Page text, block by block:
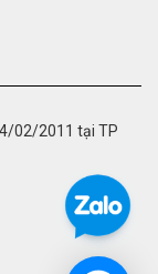
02/2011 tại TP